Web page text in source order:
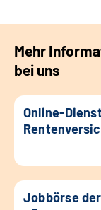
Mehr
bei uns
Online-
Jobbörse